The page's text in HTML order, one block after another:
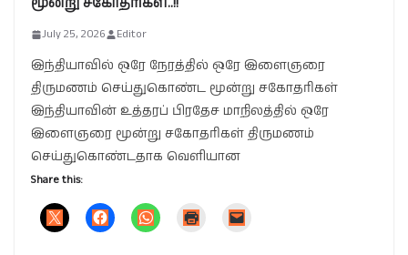
July 25, 2026 Editor
இந்தியாவில் ஒரே நேரத்தில் ஒரே இளைஞரை
திருமணம் செய்துகொண்ட மூன்று சகோதரிகள்
இந்தியாவின் உத்தரப் பிரதேச மாநிலத்தில் ஒரே
இளைஞரை மூன்று சகோதரிகள் திருமணம்
செய்துகொண்டதாக வெளியான
Share this: